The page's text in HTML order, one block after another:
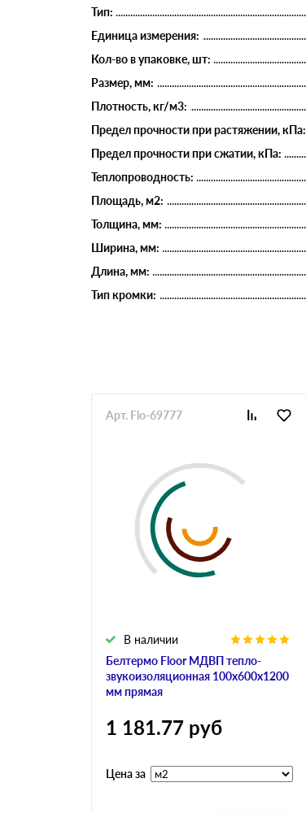
Тип:
Единица измерения:
Кол-во в упаковке, шт:
Размер, мм:
Плотность, кг/м3:
Предел прочности при растяжении, кПа:
Предел прочности при сжатии, кПа:
Теплопроводность:
Площадь, м2:
Толщина, мм:
Ширина, мм:
Длина, мм:
Тип кромки:
Белтермо Floor МДВП тепло-
звукоизоляционная 100х600х1200
мм прямая
В наличии
Арт. Flo-69777
1 181.77 руб
Цена за